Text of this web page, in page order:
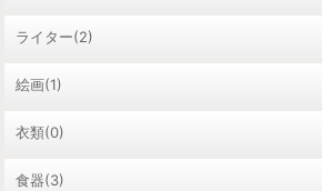
ライター(2)
絵画(1)
衣類(0)
食器(3)